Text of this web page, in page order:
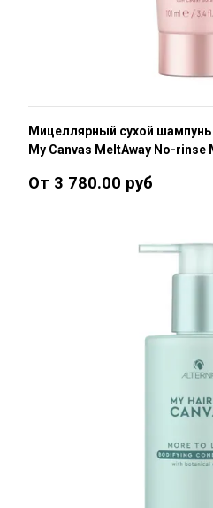
Мицеллярный сухой
My Canvas MeltAway No-
От 3 780.00 руб